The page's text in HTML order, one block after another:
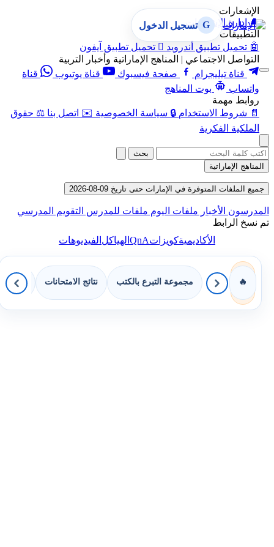
الإشعارات
🔔 إدارة الإشعارات
التطبيقات
🤖 تحميل تطبيق أندرويد  تحميل تطبيق آيفون
التواصل الاجتماعي | المناهج الإماراتية وأخبار التربية
قناة تيليجرام
صفحة فيسبوك قناة يوتيوب
قناة
واتساب
بوت المناهج
روابط مهمة
📄 شروط الاستخدام 🔒 سياسة الخصوصية ✉️ اتصل بنا ⚖️ حقوق
الملكية الفكرية
G تسجيل الدخول
بحث
المناهج الإماراتية
جميع الملفات المتوفرة في الإمارات حتى تاريخ 09-08-2026
المدرسون الأخبار ملفات اليوم ملفات للمدرس التقويم المدرسي
تم نسخ الرابط
الأكاديميةكويزاتQnAالهياكلالفيديوهات
🔥 مجموعة التبرع بالكتب نتائج الامتحانات